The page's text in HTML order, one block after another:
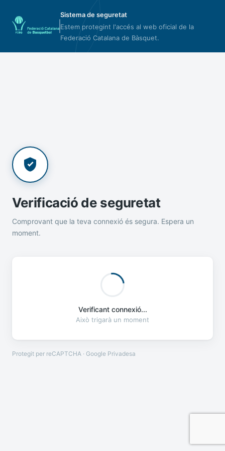
Sistema de seguretat
Estem protegint l'accés al web oficial de la
Federació Catalana de Bàsquet.
Verificació de seguretat
Comprovant que la teva connexió és segura. Espera un
moment.
Verificant connexió...
Això trigarà un moment
Protegit per reCAPTCHA · Google Privadesa